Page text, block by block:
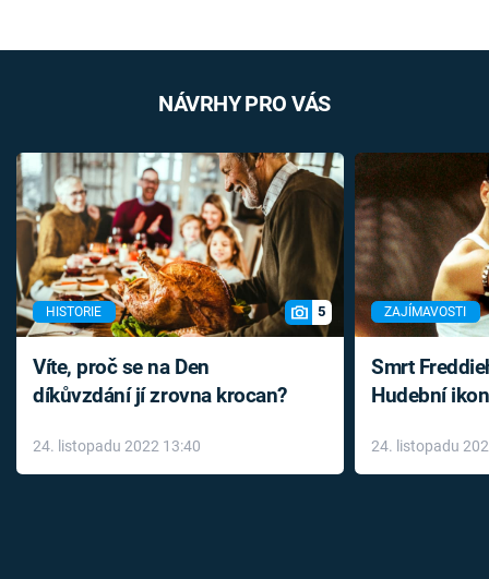
NÁVRHY PRO VÁS
HISTORIE 5
Víte, proč se na Den
díkůvzdání jí zrovna krocan?
24. listopadu 2022 13:40
ZAJÍMAVOSTI
Smrt
Hudební
léky
24. listopadu